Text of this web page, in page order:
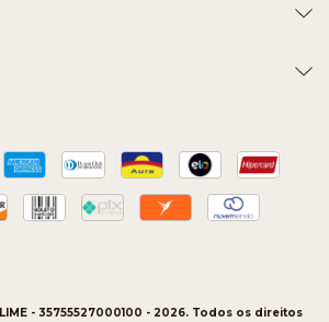
- 35755527000100 - 2026. Todos os direitos